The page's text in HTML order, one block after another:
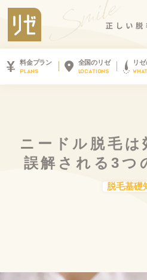
料金プラン
PLANS
全国のリゼ
LOCATIONS
リ
ニ ー ド ル 脱毛は
誤解 さ れ る3つ
脱毛基礎